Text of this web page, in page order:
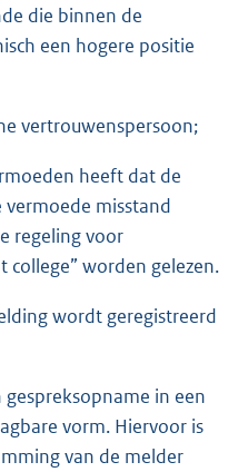
die binnen de
een hogere positie
vertrouwenspersoon;
heeft dat de
vermoede misstand
regeling voor
college” worden gelezen.
wordt geregistreerd
in een
vorm. Hiervoor is
van de melder